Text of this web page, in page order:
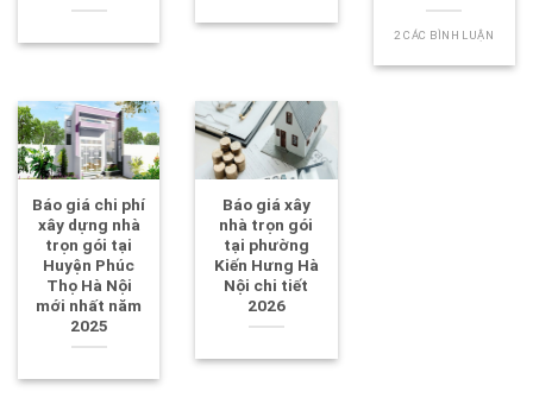
2 CÁC BÌNH LUẬN
Báo giá chi phí
xây dựng nhà
trọn gói tại
Huyện Phúc
Thọ Hà Nội
mới nhất năm
2025
Báo giá xây
nhà trọn gói
tại phường
Kiến Hưng Hà
Nội chi tiết
2026